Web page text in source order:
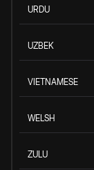
URDU
UZBEK
VIETNAMESE
WELSH
ZULU